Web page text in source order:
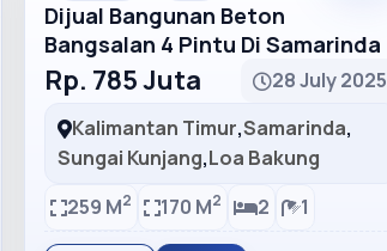
Dijual Bangunan Beton
Bangsalan 4 Pintu Di Samarinda
Rp. 785 Juta
28 July 2025
Kalimantan Timur,Samarinda,
Sungai Kunjang,Loa Bakung
259 M2 170 M2 2 1